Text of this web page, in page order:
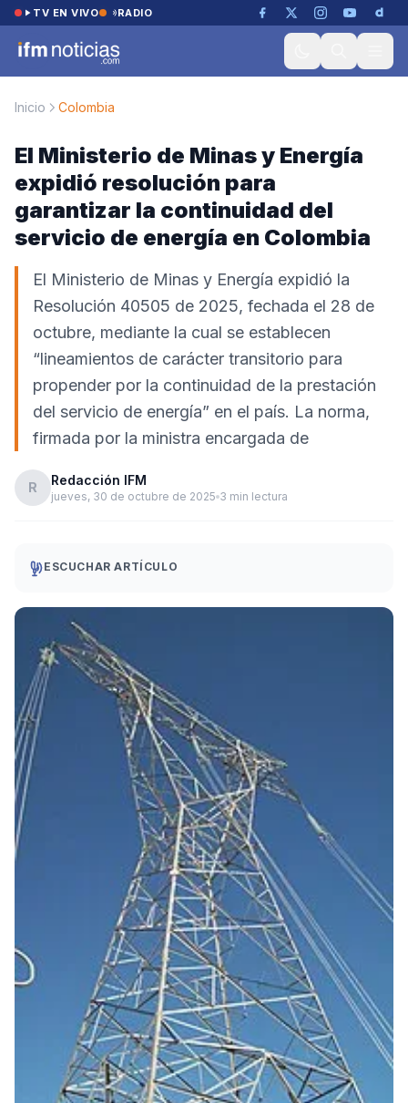
Saltar al contenido
TV EN VIVO RADIO
Inicio Colombia
El Ministerio de Minas y Energía
expidió resolución para
garantizar la continuidad del
servicio de energía en Colombia
El Ministerio de Minas y Energía expidió la
Resolución 40505 de 2025, fechada el 28 de
octubre, mediante la cual se establecen
“lineamientos de carácter transitorio para
propender por la continuidad de la prestación
del servicio de energía” en el país. La norma,
firmada por la ministra encargada de
R Redacción IFM
jueves, 30 de octubre de 2025 3 min lectura
ESCUCHAR ARTÍCULO